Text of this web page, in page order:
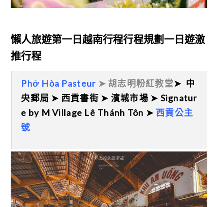
懶人旅遊第一日越南行程行程規劃一日遊激
推行程
Phở Hòa Pasteur ➤ 胡志明粉紅教堂➤ 中
央郵局 ➤ 西貢書街 ➤ 濱城市場 ➤ Signatur
e by M Village Lê Thánh Tôn ➤ 西貢公主
號